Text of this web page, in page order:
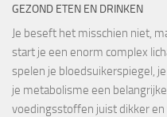
GEZOND ETEN EN DRINKEN
Je beseft het misschien niet,
start je een enorm complex
spelen je bloedsuikerspiegel,
je metabolisme een
voedingsstoffen juist dikker